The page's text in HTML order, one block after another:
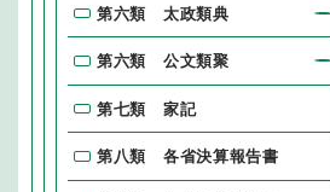
第六類 太政類典
第六類 公文類聚
第七類 家記
第八類 各省決算報告書